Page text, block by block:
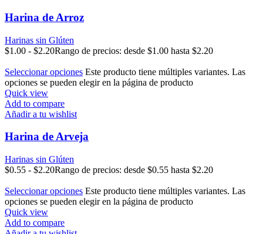
Harina de Arroz
Harinas sin Glúten
$1.00 - $2.20Rango de precios: desde $1.00 hasta $2.20
Seleccionar opciones Este producto tiene múltiples variantes. Las
opciones se pueden elegir en la página de producto
Quick view
Add to compare
Añadir a tu wishlist
Harina de Arveja
Harinas sin Glúten
$0.55 - $2.20Rango de precios: desde $0.55 hasta $2.20
Seleccionar opciones Este producto tiene múltiples variantes. Las
opciones se pueden elegir en la página de producto
Quick view
Add to compare